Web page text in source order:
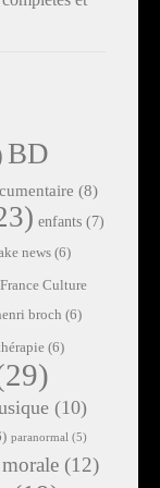
BD
(8)
enfants (7)
news (6)
France Culture
broch (6)
(6)
(10)
paranormal (5)
(12)